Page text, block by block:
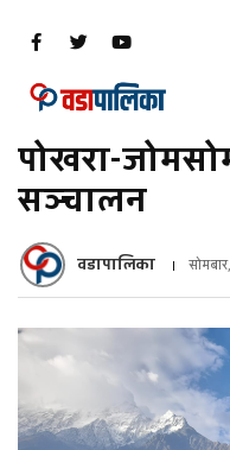
पोखरा-
सञ्चालन
वडापालिका